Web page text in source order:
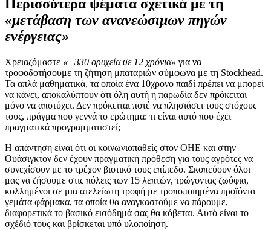
Περισσότερα ψέματα σχετικά με τη
«μετάβαση των ανανεώσιμων πηγών
ενέργειας»
Χρειαζόμαστε «+330 ορυχεία σε 12 χρόνια» για να
τροφοδοτήσουμε τη ζήτηση μπαταριών σύμφωνα με τη Stockhead.
Τα απλά μαθηματικά, τα οποία ένα 10χρονο παιδί πρέπει να μπορεί
να κάνει, αποκαλύπτουν ότι όλη αυτή η παρωδία δεν πρόκειται
μόνο να αποτύχει. Δεν πρόκειται ποτέ να πλησιάσει τους στόχους
τους, πράγμα που γεννά το ερώτημα: τι είναι αυτό που έχει
πραγματικά προγραμματιστεί;
Η απάντηση είναι ότι οι κοινωνιοπαθείς στον ΟΗΕ και στην
Ουάσιγκτον δεν έχουν πραγματική πρόθεση για τους αγρότες να
συνεχίσουν με το τρέχον βιοτικό τους επίπεδο. Σκοπεύουν όλοι
μας να ζήσουμε στις πόλεις των 15 λεπτών, τρώγοντας ζωύφια,
κολλημένοι σε μια ατελείωτη τροφή με τροποποιημένα προϊόντα
γεμάτα φάρμακα, τα οποία θα αναγκαστούμε να πάρουμε,
διαφορετικά το βασικό εισόδημά σας θα κόβεται. Αυτό είναι το
σχέδιό τους και βρίσκεται υπό υλοποίηση.